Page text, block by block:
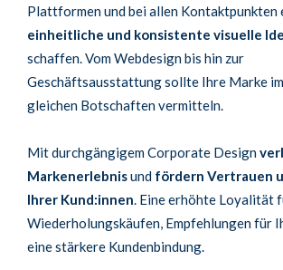
Plattformen und bei allen Kontaktpunkten
einheitliche und konsistente visuelle
schaffen. Vom Webdesign bis hin zur
Geschäftsausstattung sollte Ihre Marke
gleichen Botschaften vermitteln.
Mit durchgängigem Corporate Design
Markenerlebnisund fördern Vertrauen
Ihrer Kund:innen. Eine erhöhte Loyalität
Wiederholungskäufen, Empfehlungen für
eine stärkere Kundenbindung.